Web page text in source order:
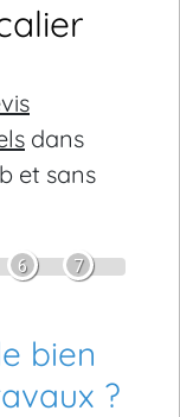
dans
et sans
6 7
bien
?